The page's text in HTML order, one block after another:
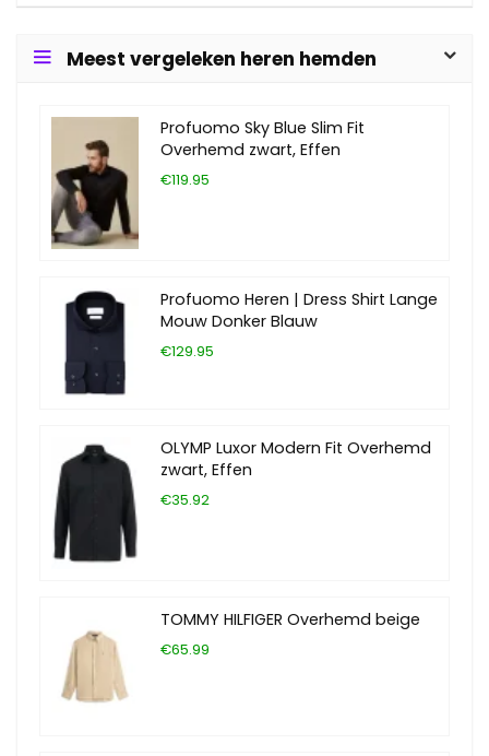
Meest vergeleken heren hemden
Profuomo Sky Blue Slim Fit
Overhemd zwart, Effen
€119.95
Profuomo Heren | Dress Shirt Lange
Mouw Donker Blauw
€129.95
OLYMP Luxor Modern Fit Overhemd
zwart, Effen
€35.92
TOMMY HILFIGER Overhemd beige
€65.99